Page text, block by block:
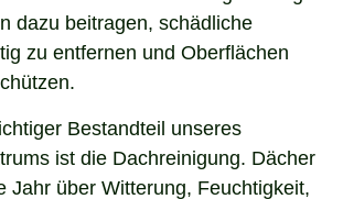
dazu beitragen, schädliche
zu entfernen und Oberflächen
Bestandteil unseres
ist die Dachreinigung. Dächer
Jahr über Witterung, Feuchtigkeit,